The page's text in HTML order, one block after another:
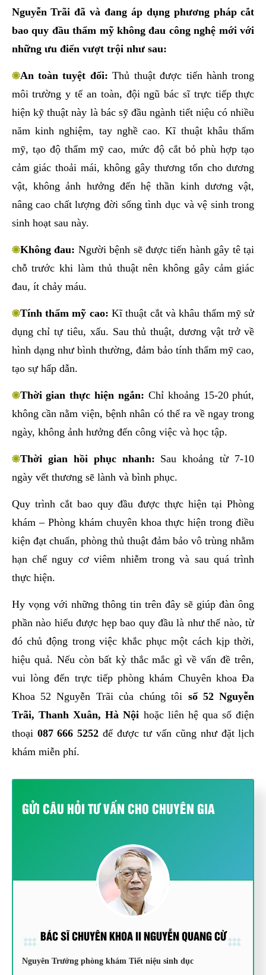
Nguyễn Trãi đã và đang áp dụng phương pháp cắt
bao quy đầu thẩm mỹ không đau công nghệ mới với
những ưu điển vượt trội như sau:
An toàn tuyệt đối:Thủ thuật được tiến hành trong
môi trường y tế an toàn, đội ngũ bác sĩ trực tiếp thực
hiện kỹ thuật này là bác sỹ đầu ngành tiết niệu có nhiều
năm kinh nghiệm, tay nghề cao. Kĩ thuật khâu thẩm
mỹ, tạo độ thẩm mỹ cao, mức độ cắt bỏ phù hợp tạo
cảm giác thoải mái, không gây thương tổn cho dương
vật, không ảnh hưởng đến hệ thần kinh dương vật,
nâng cao chất lượng đời sống tình dục và vệ sinh trong
sinh hoạt sau này.
Không đau: Người bệnh sẽ được tiến hành gây tê tại
chỗ trước khi làm thủ thuật nên không gây cảm giác
đau, ít chảy máu.
Tính thẩm mỹ cao: Kĩ thuật cắt và khâu thẩm mỹ sử
dụng chỉ tự tiêu, xấu. Sau thủ thuật, dương vật trở về
hình dạng như bình thường, đảm bảo tính thẩm mỹ cao,
tạo sự hấp dẫn.
Thời gian thực hiện ngắn: Chỉ khoảng 15-20 phút,
không cần nằm viện, bệnh nhân có thể ra về ngay trong
ngày, không ảnh hưởng đến công việc và học tập.
Thời gian hồi phục nhanh: Sau khoảng từ 7-10
ngày vết thương sẽ lành và bình phục.
Quy trình cắt bao quy đầu được thực hiện tại Phòng
khám – Phòng khám chuyên khoa thực hiện trong điều
kiện đạt chuẩn, phòng thủ thuật đảm bảo vô trùng nhằm
hạn chế nguy cơ viêm nhiễm trong và sau quá trình
thực hiện.
Hy vọng với những thông tin trên đây sẽ giúp đàn ông
phần nào hiểu được hẹp bao quy đầu là như thế nào, từ
đó chủ động trong việc khắc phục một cách kịp thời,
hiệu quả. Nếu còn bất kỳ thắc mắc gì về vấn đề trên,
vui lòng đến trực tiếp phòng khám Chuyên khoa Đa
Khoa 52 Nguyễn Trãi của chúng tôi số 52 Nguyễn
Trãi, Thanh Xuân, Hà Nội hoặc liên hệ qua số điện
thoại 087 666 5252 để được tư vấn cũng như đặt lịch
khám miễn phí.
GỬI CÂU HỎI TƯ VẤN CHO CHUYÊN GIA
BÁC SĨ CHUYÊN KHOA II NGUYỄN QUANG CỪ
Nguyên Trưởng phòng khám Tiết niệu sinh dục